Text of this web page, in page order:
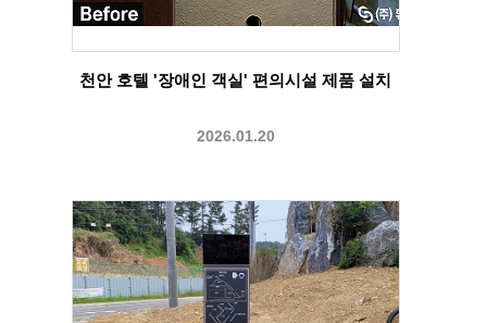
천안 호텔 '장애인 객실' 편의시설 제품 설치
2026.01.20